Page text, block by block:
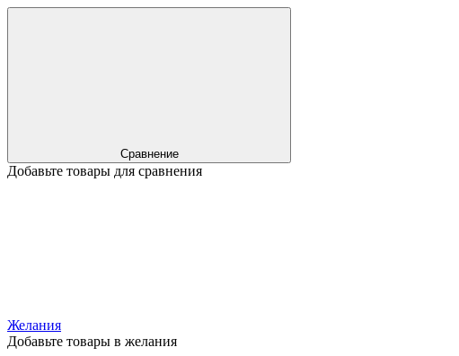
Сравнение
Добавьте товары для сравнения
Желания
Добавьте товары в желания